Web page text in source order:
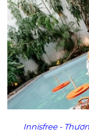
Innisfree -